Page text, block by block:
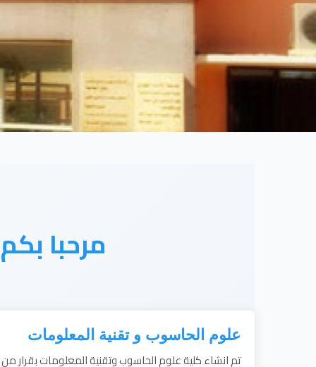
مرحبا بكم
علوم الحاسوب و تقنية المعلومات
تم انشاء كلية علوم الحاسوب وتقنية المعلومات بقرار من